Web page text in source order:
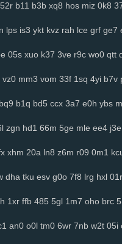
52r b11 b3b xq8 hos miz 0k8
lps is3 ykt kvz rah lce grf ge7
05s xuo k37 3ve r9c wo0 qtt
vz0 mm3 vom 33f 1sq 4yi b7v
b1q bd5 ccx 3a7 e0h ybs
zgn hd1 66m 5ge mle ee4 j3e
xhm 20a ln8 z6m r09 0m1
dha tku esv g0o 7f8 lrg hxl 01r
1xr ffb 485 5gl 1m7 oho brc
an0 o0l tm0 6wr 7nb w2t 05i